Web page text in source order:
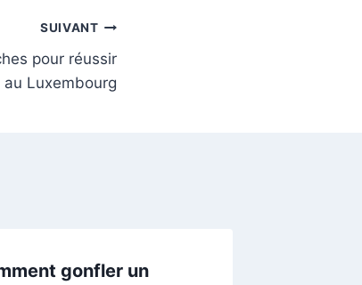
SUIVANT
pour réussir
Luxembourg
gonfler un